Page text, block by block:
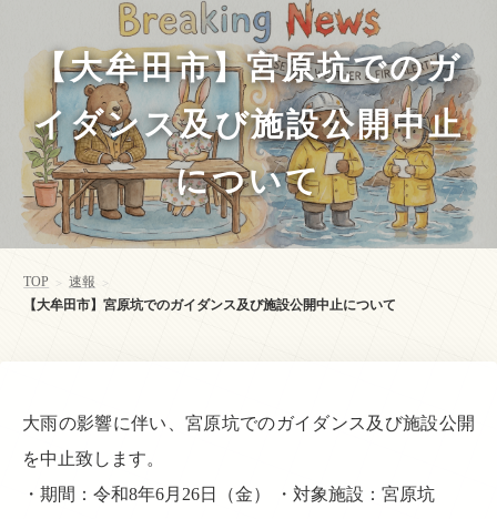
【大牟田市】宮原坑でのガ
イダンス及び施設公開中止
について
TOP > 速報 >
【大牟田市】宮原坑でのガイダンス及び施設公開中止について
大雨の影響に伴い、宮原坑でのガイダンス及び施設公開
を中止致します。
・期間：令和8年6月26日（金） ・対象施設：宮原坑